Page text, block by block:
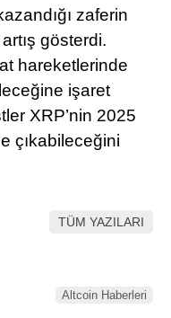
LinkedIn
Telegram
zaferin
gösterdi.
hareketlerinde
işaret
XRP’nin 2025
çıkabileceğini
TÜM YAZILARI
Altcoin Haberleri